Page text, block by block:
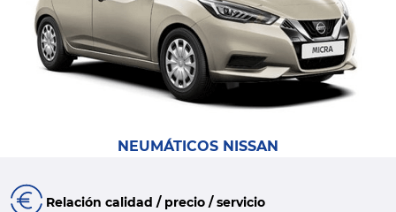
NEUMÁTICOS NISSAN
Relación calidad / precio / servicio